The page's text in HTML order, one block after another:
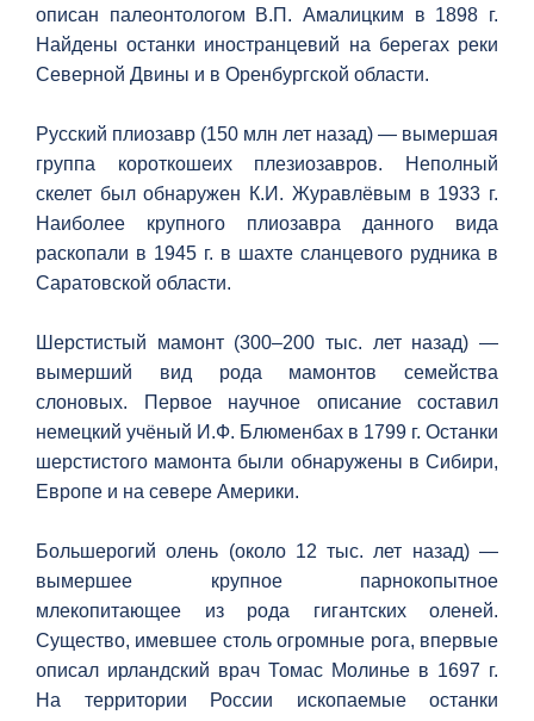
описан палеонтологом В.П. Амалицким в 1898 г.
Найдены останки иностранцевий на берегах реки
Северной Двины и в Оренбургской области.
Русский плиозавр (150 млн лет назад) — вымершая
группа короткошеих плезиозавров. Неполный
скелет был обнаружен К.И. Журавлёвым в 1933 г.
Наиболее крупного плиозавра данного вида
раскопали в 1945 г. в шахте сланцевого рудника в
Саратовской области.
Шерстистый мамонт (300–200 тыс. лет назад) —
вымерший вид рода мамонтов семейства
слоновых. Первое научное описание составил
немецкий учёный И.Ф. Блюменбах в 1799 г. Останки
шерстистого мамонта были обнаружены в Сибири,
Европе и на севере Америки.
Большерогий олень (около 12 тыс. лет назад) —
вымершее крупное парнокопытное
млекопитающее из рода гигантских оленей.
Существо, имевшее столь огромные рога, впервые
описал ирландский врач Томас Молинье в 1697 г.
На территории России ископаемые останки